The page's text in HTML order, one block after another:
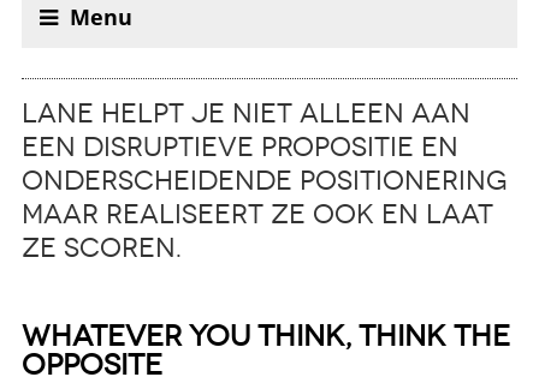
Menu
Lane helpt je niet alleen aan
een disruptieve propositie en
onderscheidende positionering
maar realiseert ze ook en laat
ze scoren.
WHATEVER YOU THINK, THINK THE
OPPOSITE